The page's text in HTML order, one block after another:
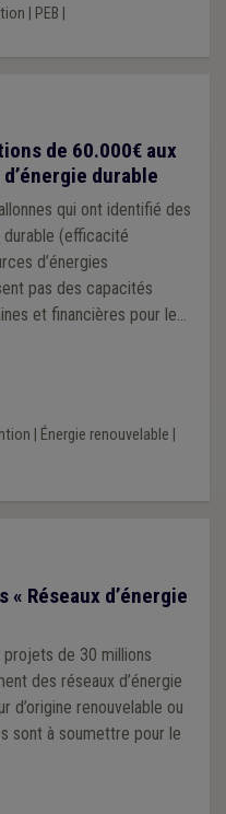
mesures appropriées
PEB
de 60.000€ aux
durable
qui ont identifié des
durable (efficacité
d’énergies
pas des capacités
et financières pour les
Énergie renouvelable
Réseaux d’énergie
projets de 30 millions
des réseaux d’énergie
d’origine renouvelable ou
sont à soumettre pour le